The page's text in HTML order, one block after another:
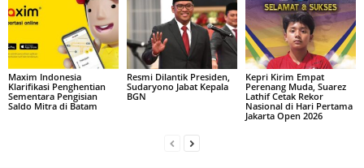
Maxim Indonesia
Klarifikasi Penghentian
Sementara Pengisian
Saldo Mitra di Batam
Resmi Dilantik Presiden,
Sudaryono Jabat Kepala
BGN
Kepri Kirim Empat
Perenang Muda, Suarez
Lathif Cetak Rekor
Nasional di Hari Pertama
Jakarta Open 2026